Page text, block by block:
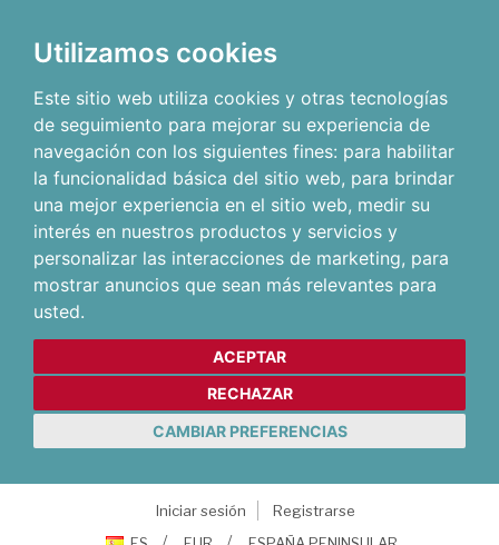
Utilizamos cookies
Este sitio web utiliza cookies y otras tecnologías
de seguimiento para mejorar su experiencia de
navegación con los siguientes fines: para habilitar
la funcionalidad básica del sitio web, para brindar
una mejor experiencia en el sitio web, medir su
interés en nuestros productos y servicios y
personalizar las interacciones de marketing, para
mostrar anuncios que sean más relevantes para
usted.
ACEPTAR
RECHAZAR
CAMBIAR PREFERENCIAS
Iniciar sesión
Registrarse